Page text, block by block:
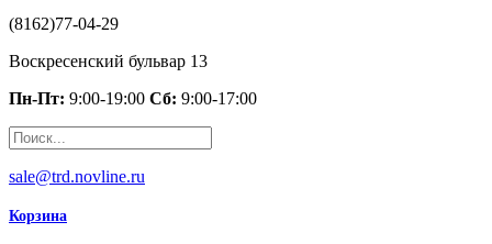
(8162)77-04-29
Воскресенский бульвар 13
Пн-Пт: 9:00-19:00 Сб: 9:00-17:00
sale@trd.novline.ru
Корзина